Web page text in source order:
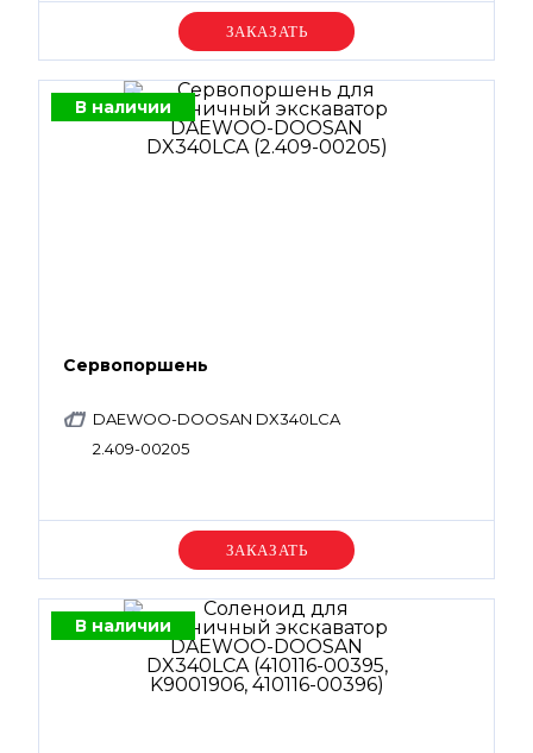
Уточняйте цену
В наличии
Сервопоршень
DAEWOO-DOOSAN DX340LCA
2.409-00205
Уточняйте цену
В наличии